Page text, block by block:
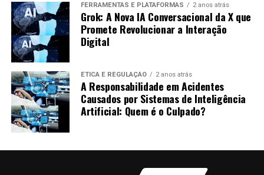
Os avanços em Machine Learning Quântico têm sido
rápidos. Algumas das pesquisas e descobertas mais
recentes incluem:
algoritmos como o
Variational Quantum
Eigensolverestão sendo desenvolvidos para
resolver problemas específicos de aprendizado.
Simuladores Quânticos:
FERRAMENTAS E PLATAFORMAS 2 anos atrás
Grok: A Nova IA Conversacional da X que
Promete Revolucionar a Interação
Digital
ÉTICA E REGULAÇÃO 2 anos atrás
A Responsabilidade em Acidentes
Causados por Sistemas de Inteligência
Artificial: Quem é o Culpado?